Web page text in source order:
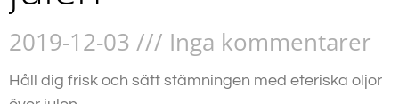
2019-12-03 Inga kommentarer
Håll dig frisk och sätt stämningen med eteriska oljor